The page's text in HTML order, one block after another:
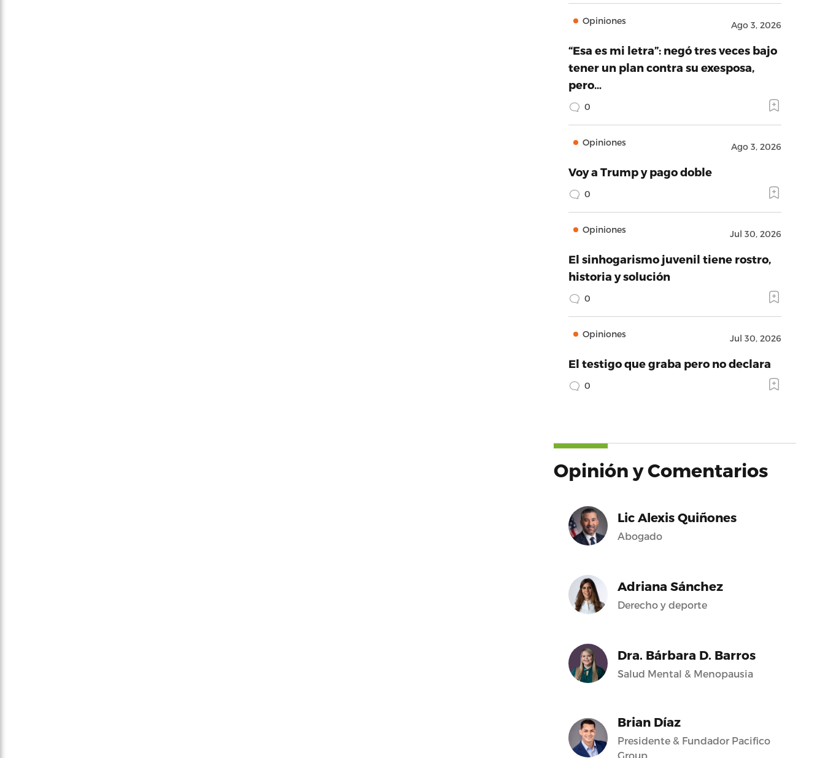
Opiniones Ago 3, 2026
“Esa es mi letra”: negó tres veces bajo
tener un plan contra su exesposa,
pero…
0
Opiniones Ago 3, 2026
Voy a Trump y pago doble
0
Opiniones Jul 30, 2026
El sinhogarismo juvenil tiene rostro,
historia y solución
0
Opiniones Jul 30, 2026
El testigo que graba pero no declara
0
Opinión y Comentarios
Lic Alexis Quiñones
Abogado
Adriana Sánchez
Derecho y deporte
Dra. Bárbara D. Barros
Salud Mental & Menopausia
Brian Díaz
Presidente & Fundador Pacifico
Group